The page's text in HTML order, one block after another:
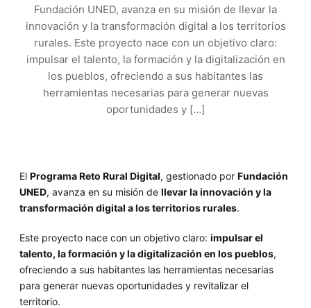
Fundación UNED, avanza en su misión de llevar la
innovación y la transformación digital a los territorios
rurales. Este proyecto nace con un objetivo claro:
impulsar el talento, la formación y la digitalización en
los pueblos, ofreciendo a sus habitantes las
herramientas necesarias para generar nuevas
oportunidades y […]
El Programa Reto Rural Digital, gestionado por Fundación
UNED, avanza en su misión de llevar la innovación y la
transformación digital a los territorios rurales.
Este proyecto nace con un objetivo claro: impulsar el
talento, la formación y la digitalización en los pueblos,
ofreciendo a sus habitantes las herramientas necesarias
para generar nuevas oportunidades y revitalizar el
territorio.